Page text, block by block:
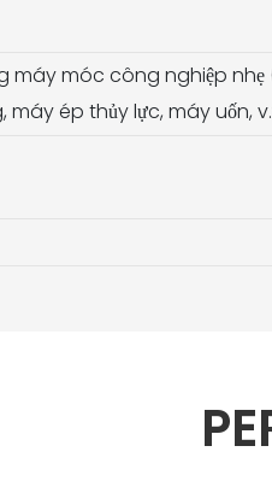
máy móc công nghiệp
máy ép thủy lực, máy uốn,